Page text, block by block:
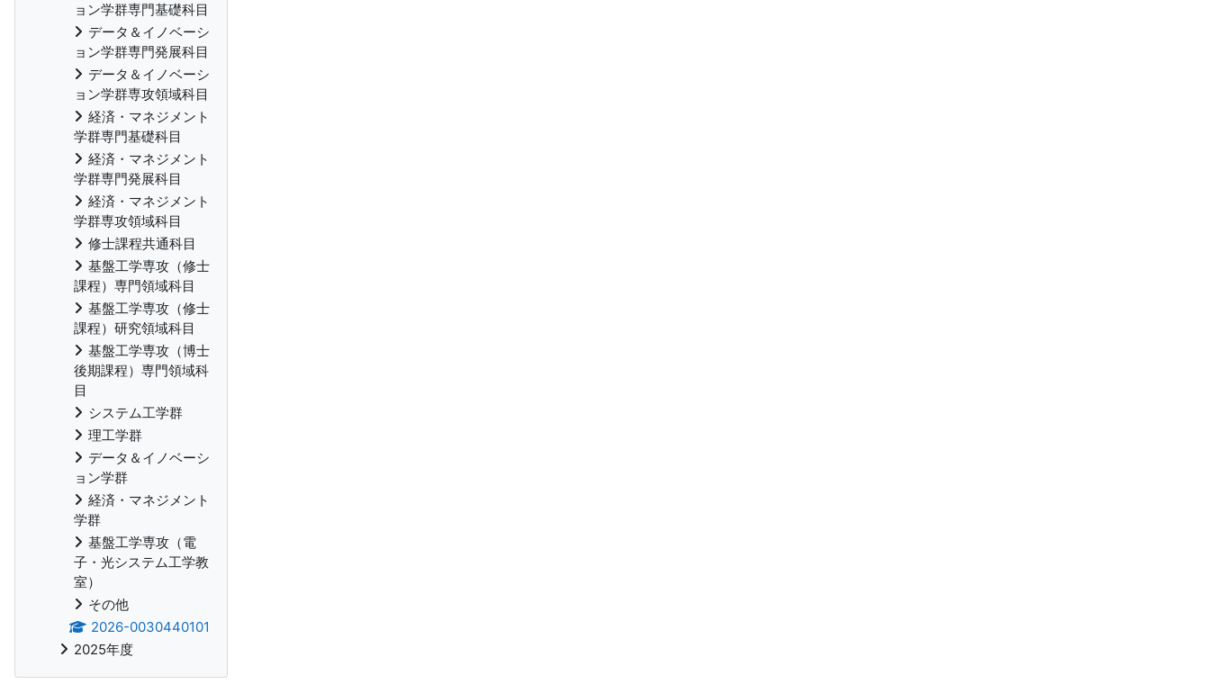
ョン学群専門基礎科目
データ＆イノベーシ
ョン学群専門発展科目
データ＆イノベーシ
ョン学群専攻領域科目
経済・マネジメント
学群専門基礎科目
経済・マネジメント
学群専門発展科目
経済・マネジメント
学群専攻領域科目
修士課程共通科目
基盤工学専攻（修士
課程）専門領域科目
基盤工学専攻（修士
課程）研究領域科目
基盤工学専攻（博士
後期課程）専門領域科
目
システム工学群
理工学群
データ＆イノベーシ
ョン学群
経済・マネジメント
学群
基盤工学専攻（電
子・光システム工学教
室）
その他
2026-0030440101
2025年度